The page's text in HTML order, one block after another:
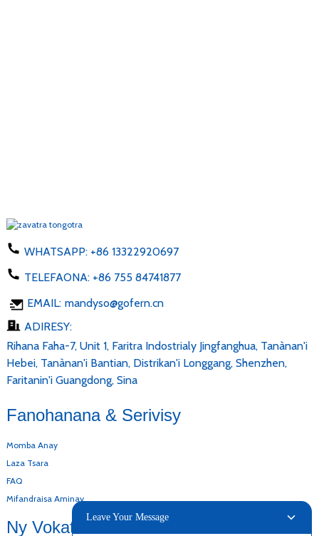
WHATSAPP: +86 13322920697
TELEFAONA: +86 755 84741877
EMAIL: mandyso@gofern.cn
ADIRESY:
Rihana Faha-7, Unit 1, Faritra Indostrialy Jingfanghua, Tanànan'i
Hebei, Tanànan'i Bantian, Distrikan'i Longgang, Shenzhen,
Faritanin'i Guangdong, Sina
Fanohanana & Serivisy
Momba Anay
Laza Tsara
FAQ
Mifandraisa Aminay
Ny Vokatray
Leave Your Message